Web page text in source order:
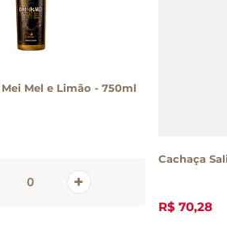
Mel e Limão - 750ml
Cachaça
R$ 70,28